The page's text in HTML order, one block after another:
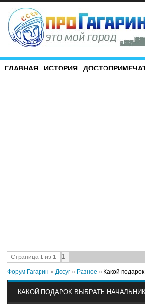
ГЛАВНАЯ ИСТОРИЯ
Страница 1 из 1 1
Форум Гагарин » Досуг » Разное » Какой
КАКОЙ ПОДАРОК ВЫБРАТЬ